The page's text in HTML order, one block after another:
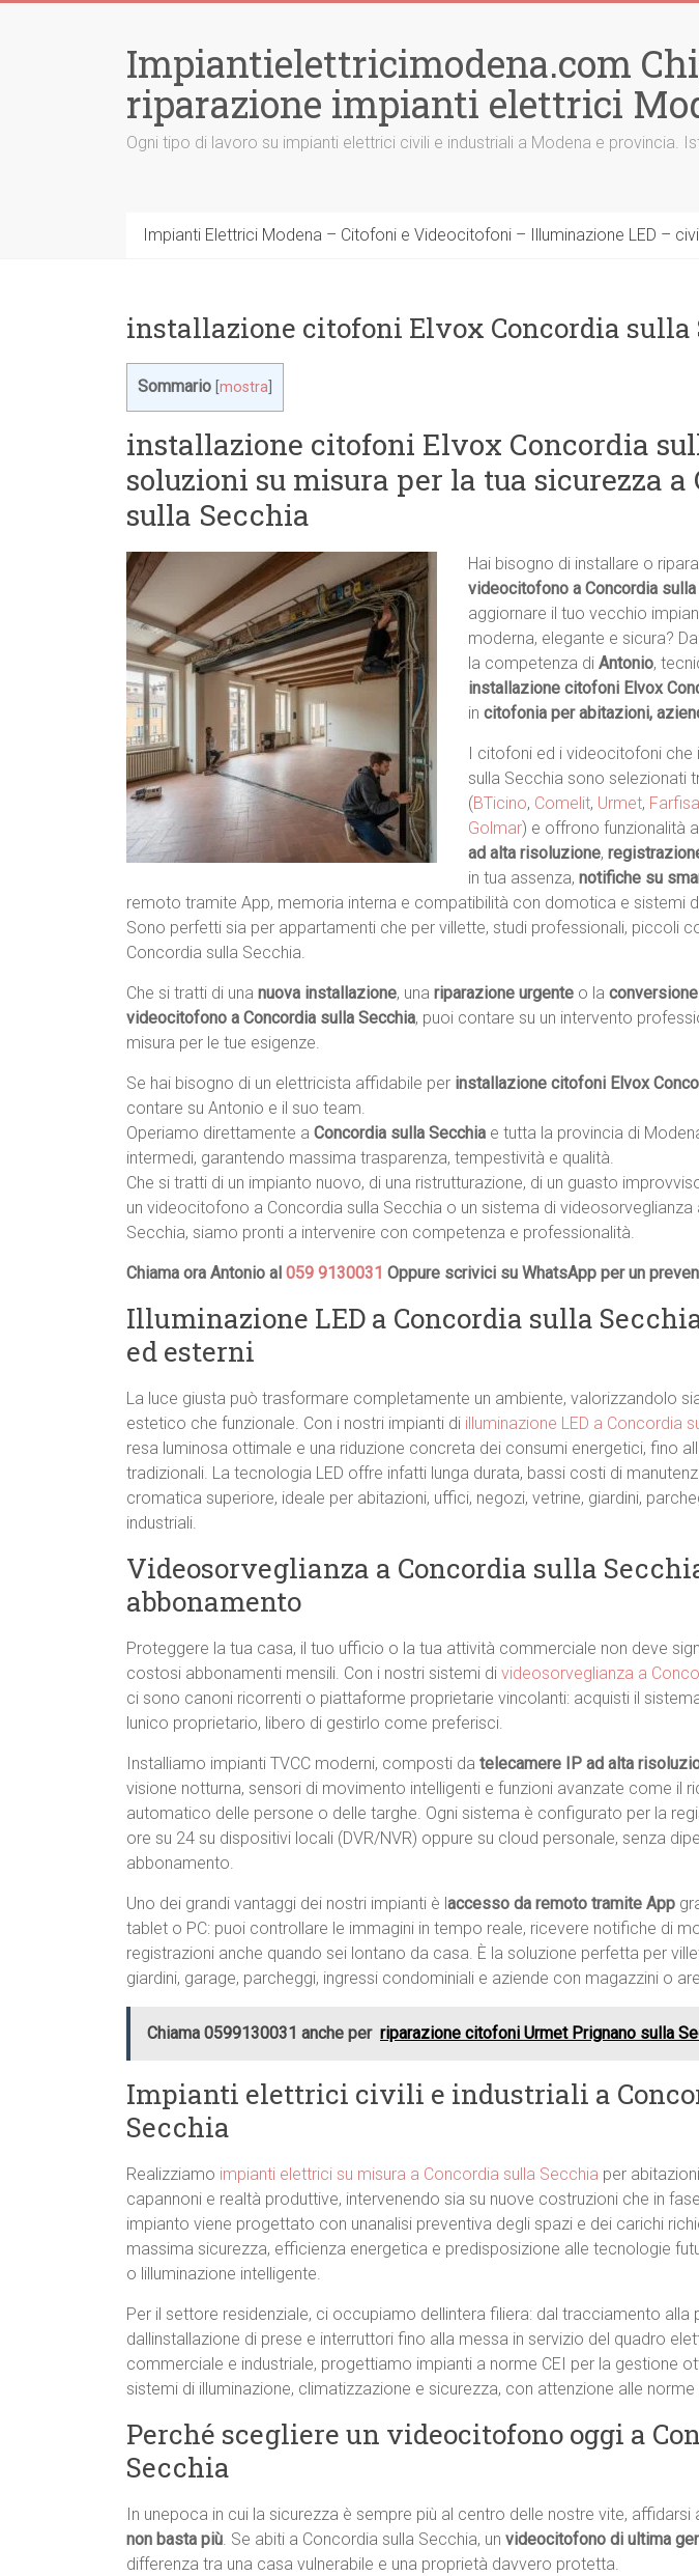
Impiantielettricimodena.com
riparazione impianti elettrici
Ogni tipo di lavoro su impianti elettrici civili e industriali a Modena e
Impianti Elettrici Modena – Citofoni e Videocitofoni – Illuminazione LED –
installazione citofoni Elvox Concordia sulla
Sommario mostra
installazione citofoni Elvox Concordia
soluzioni su misura per la tua sicurezza a
sulla Secchia
Hai bisogno di installare o
videocitofono a Concordia sulla
aggiornare il tuo vecchio
moderna, elegante e sicura?
la competenza di Antonio,
installazione citofoni Elvox
in citofonia per abitazioni,
I citofoni ed i videocitofoni
sulla Secchia sono selezionati
(BTicino, Comelit, Urmet, Farfisa
Golmar) e offrono funzionalità
ad alta risoluzione,
in tua assenza, notifiche su
remoto tramite App, memoria interna e compatibilità con domotica e sistemi
Sono perfetti sia per appartamenti che per villette, studi professionali, piccoli
Concordia sulla Secchia.
Che si tratti di una nuova installazione, una riparazione urgente o la
videocitofono a Concordia sulla Secchia, puoi contare su un intervento
misura per le tue esigenze.
Se hai bisogno di un elettricista affidabile per installazione citofoni Elvox
contare su Antonio e il suo team.
Operiamo direttamente a Concordia sulla Secchia e tutta la provincia di
intermedi, garantendo massima trasparenza, tempestività e qualità.
Che si tratti di un impianto nuovo, di una ristrutturazione, di un guasto
un videocitofono a Concordia sulla Secchia o un sistema di videosorveglianza
Secchia, siamo pronti a intervenire con competenza e professionalità.
Chiama ora Antonio al 059 9130031 Oppure scrivici su WhatsApp per un
Illuminazione LED a Concordia sulla
ed esterni
La luce giusta può trasformare completamente un ambiente, valorizzandolo
estetico che funzionale. Con i nostri impianti di illuminazione LED a Concordia
resa luminosa ottimale e una riduzione concreta dei consumi energetici, fino
tradizionali. La tecnologia LED offre infatti lunga durata, bassi costi di
cromatica superiore, ideale per abitazioni, uffici, negozi, vetrine, giardini,
industriali.
Videosorveglianza a Concordia sulla
abbonamento
Proteggere la tua casa, il tuo ufficio o la tua attività commerciale non deve
costosi abbonamenti mensili. Con i nostri sistemi di videosorveglianza a
ci sono canoni ricorrenti o piattaforme proprietarie vincolanti: acquisti il
lunico proprietario, libero di gestirlo come preferisci.
Installiamo impianti TVCC moderni, composti da telecamere IP ad alta
visione notturna, sensori di movimento intelligenti e funzioni avanzate come il
automatico delle persone o delle targhe. Ogni sistema è configurato per la
ore su 24 su dispositivi locali (DVR/NVR) oppure su cloud personale, senza
abbonamento.
Uno dei grandi vantaggi dei nostri impianti è l accesso da remoto tramite App
tablet o PC: puoi controllare le immagini in tempo reale, ricevere notifiche di
registrazioni anche quando sei lontano da casa. È la soluzione perfetta per
giardini, garage, parcheggi, ingressi condominiali e aziende con magazzini o
Chiama 0599130031 anche per riparazione citofoni Urmet Prignano sulla
Impianti elettrici civili e industriali a
Secchia
Realizziamo impianti elettrici su misura a Concordia sulla Secchia per
capannoni e realtà produttive, intervenendo sia su nuove costruzioni che in
impianto viene progettato con unanalisi preventiva degli spazi e dei carichi
massima sicurezza, efficienza energetica e predisposizione alle tecnologie
o lilluminazione intelligente.
Per il settore residenziale, ci occupiamo dellintera filiera: dal tracciamento alla
dallinstallazione di prese e interruttori fino alla messa in servizio del quadro
commerciale e industriale, progettiamo impianti a norme CEI per la gestione
sistemi di illuminazione, climatizzazione e sicurezza, con attenzione alle
Perché scegliere un videocitofono oggi a
Secchia
In unepoca in cui la sicurezza è sempre più al centro delle nostre vite,
non basta più. Se abiti a Concordia sulla Secchia, un videocitofono di ultima
differenza tra una casa vulnerabile e una proprietà davvero protetta.